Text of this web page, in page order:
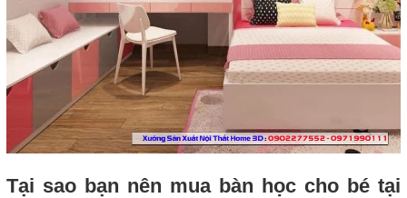
Tại sao bạn nên mua bàn học cho bé tại